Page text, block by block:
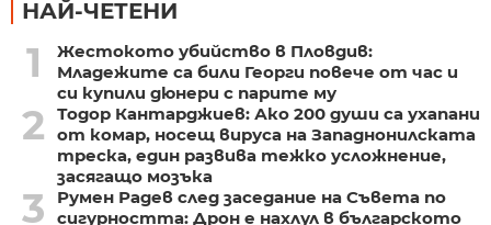
НАЙ-ЧЕТЕНИ
1
Жестокото убийство в Пловдив:
Младежите са били Георги повече от час и
си купили дюнери с парите му
2
Тодор Кантарджиев: Ако 200 души са ухапани
от комар, носещ вируса на Западнонилската
треска, един развива тежко усложнение,
засягащо мозъка
3
Румен Радев след заседание на Съвета по
сигурността: Дрон е нахлул в българското